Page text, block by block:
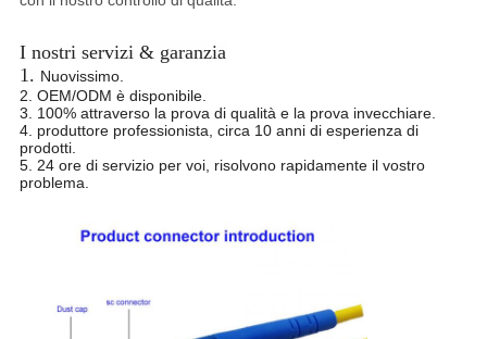
I nostri servizi & garanzia
1. Nuovissimo.
2. OEM/ODM è disponibile.
3. 100% attraverso la prova di qualità e la prova invecchiare.
4. produttore professionista, circa 10 anni di esperienza di
prodotti.
5. 24 ore di servizio per voi, risolvono rapidamente il vostro
problema.